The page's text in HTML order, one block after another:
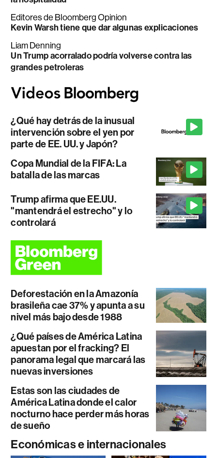
Editores de Bloomberg Opinion
Kevin Warsh tiene que dar algunas explicaciones
Liam Denning
Un Trump acorralado podría volverse contra las
grandes petroleras
¿Qué hay detrás de la inusual
intervención sobre el yen por
parte de EE. UU. y Japón?
Copa Mundial de la FIFA: La
batalla de las marcas
Trump afirma que EE.UU.
"mantendrá el estrecho" y lo
controlará
Deforestación en la Amazonía
brasileña cae 37% y apunta a su
nivel más bajo desde 1988
¿Qué países de América Latina
apuestan por el fracking? El
panorama legal que marcará las
nuevas inversiones
Estas son las ciudades de
América Latina donde el calor
nocturno hace perder más horas
de sueño
Económicas e internacionales